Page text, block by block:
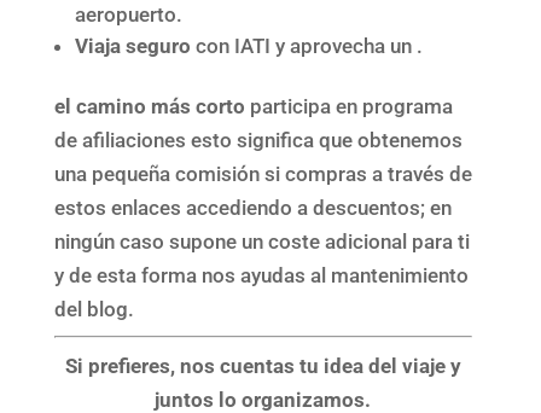
aeropuerto.
Viaja seguro con IATI y aprovecha un .
el camino más corto participa en programa
de afiliaciones esto significa que obtenemos
una pequeña comisión si compras a través de
estos enlaces accediendo a descuentos; en
ningún caso supone un coste adicional para ti
y de esta forma nos ayudas al mantenimiento
del blog.
Si prefieres, nos cuentas tu idea del viaje y
juntos lo organizamos.